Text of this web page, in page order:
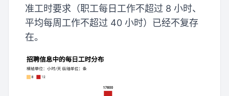
准工时要求（职工每日工作不超过 8 小时、
平均每周工作不超过 40 小时）已经不复存
在。